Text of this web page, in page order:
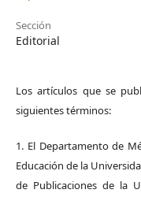
Sección
Editorial
Los artículos que se
siguientes términos:
1. El Departamento de
Educación de la
de Publicaciones de la